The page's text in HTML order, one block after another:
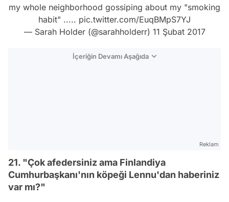
my whole neighborhood gossiping about my "smoking
habit" ..... pic.twitter.com/EuqBMpS7YJ
— Sarah Holder (@sarahholderr) 11 Şubat 2017
İçeriğin Devamı Aşağıda
Reklam
21. "Çok afedersiniz ama Finlandiya
Cumhurbaşkanı'nın köpeği Lennu'dan haberiniz
var mı?"